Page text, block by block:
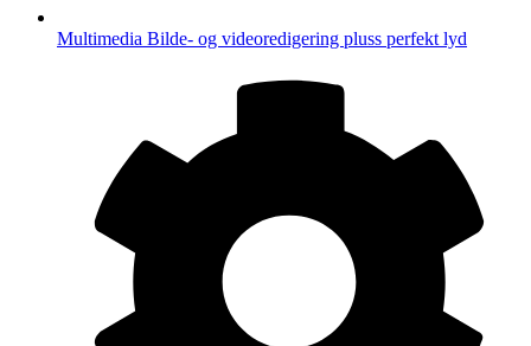
Multimedia Bilde- og videoredigering pluss perfekt lyd